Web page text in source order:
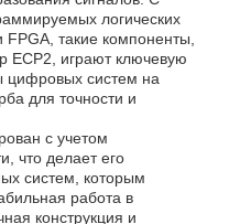
MCU
логических
FPGA, такие компоненты,
ECP2, играют ключевую
цифровых систем на
для точности и
с учетом
что делает его
систем, которым
работа в
конструкция и